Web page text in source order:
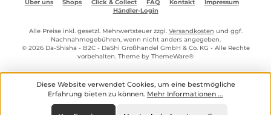
Über uns Shops Click & Collect FAQ Kontakt
Impressum
Händler-Login
Alle Preise inkl. gesetzl. Mehrwertsteuer zzgl. Versandkosten und ggf.
Nachnahmegebühren, wenn nicht anders angegeben.
© 2026 Da-Shisha - B2C - DaShi Großhandel GmbH & Co. KG - Alle Rechte
vorbehalten. Theme by ThemeWare®
Diese Website verwendet Cookies, um eine bestmögliche
Erfahrung bieten zu können. Mehr Informationen ...